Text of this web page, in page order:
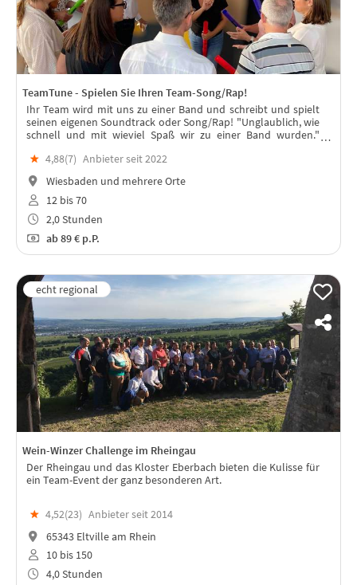
TeamTune - Spielen Sie Ihren Team-Song/Rap!
Ihr Team wird mit uns zu einer Band und schreibt und spielt
seinen eigenen Soundtrack oder Song/Rap! "Unglaublich, wie
schnell und mit wieviel Spaß wir zu einer Band wurden."
★ 4,88(7) Anbieter seit 2022
Wiesbaden und mehrere Orte
12 bis 70
2,0 Stunden
ab89 € p.P.
Wein-Winzer Challenge im Rheingau
Der Rheingau und das Kloster Eberbach bieten die Kulisse für
ein Team-Event der ganz besonderen Art.
★ 4,52(23) Anbieter seit 2014
65343 Eltville am Rhein
10 bis 150
4,0 Stunden